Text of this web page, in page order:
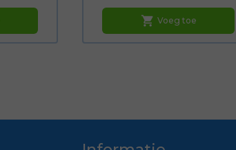
shopping_cart Voeg toe